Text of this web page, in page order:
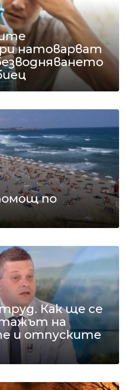
натоварват
по
Как ще се
на
и отпуските